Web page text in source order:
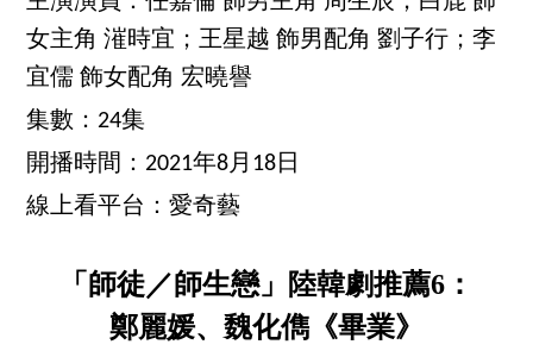
女主角 漼時宜；王星越 飾男配角 劉子行；李
宜儒 飾女配角 宏曉譽
集數：24集
開播時間：2021年8月18日
線上看平台：愛奇藝
「師徒／師生戀」陸韓劇推薦6：
鄭麗媛、魏化儁《畢業》